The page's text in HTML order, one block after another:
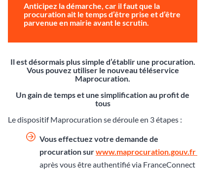
Anticipez la démarche , car il faut que la
procuration ait le temps d’être prise et d’être
parvenue en mairie avant le scrutin.
Il est désormais plus simple d’établir une procuration.
Vous pouvez utiliser le nouveau téléservice
Maprocuration.
Un gain de temps et une simplification au profit de
tous
Le dispositif Maprocuration se déroule en 3 étapes :
Vous effectuez votre demande de
procuration surwww.maprocuration.gouv.fr
après vous être authentifié via FranceConnect